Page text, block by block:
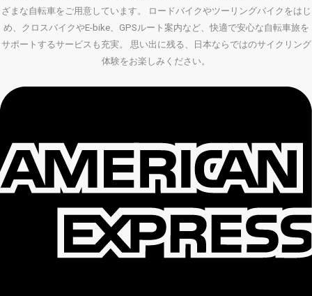
ざまな自転車をご用意しています。 ロードバイクやツーリングバイクをはじ
め、クロスバイクやE-bike、GPSルート案内など、快適で安心な自転車旅を
サポートするサービスも充実。 思い出に残る、日本ならではのサイクリング
体験をお楽しみください。